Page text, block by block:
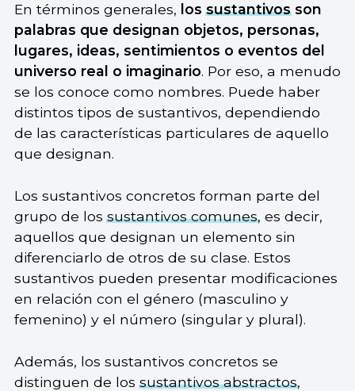
En términos generales, lossustantivosson
palabras que designan objetos, personas,
lugares, ideas, sentimientos o eventos del
universo real o imaginario. Por eso, a menudo
se los conoce como nombres. Puede haber
distintos tipos de sustantivos, dependiendo
de las características particulares de aquello
que designan.
Los sustantivos concretos forman parte del
grupo de lossustantivos comunes, es decir,
aquellos que designan un elemento sin
diferenciarlo de otros de su clase. Estos
sustantivos pueden presentar modificaciones
en relación con el género (masculino y
femenino) y el número (singular y plural).
Además, los sustantivos concretos se
distinguen de lossustantivos abstractos,